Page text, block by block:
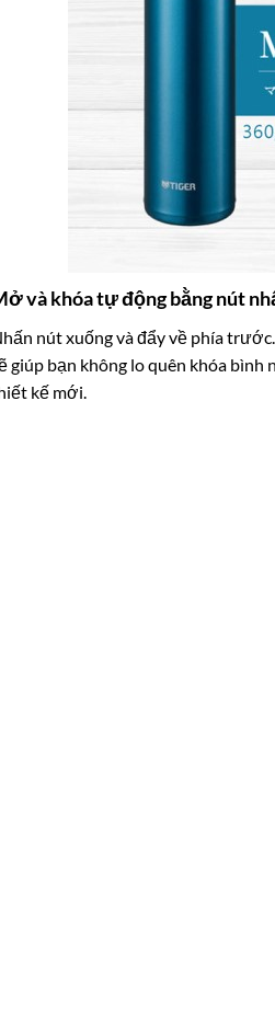
và khóa tự động bằng nút
nút xuống và đẩy về phía
giúp bạn không lo quên khóa
kế mới.